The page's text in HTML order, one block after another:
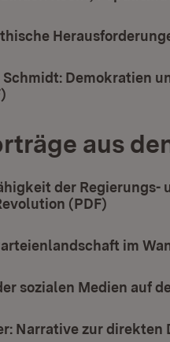
Schmidt: Demokratien
aus
der
(PDF)
im
sozialen Medien auf
Narrative zur direkten